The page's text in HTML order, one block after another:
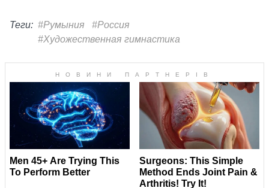
Теги: #Румыния
#Россия
#Художественная гимнастика